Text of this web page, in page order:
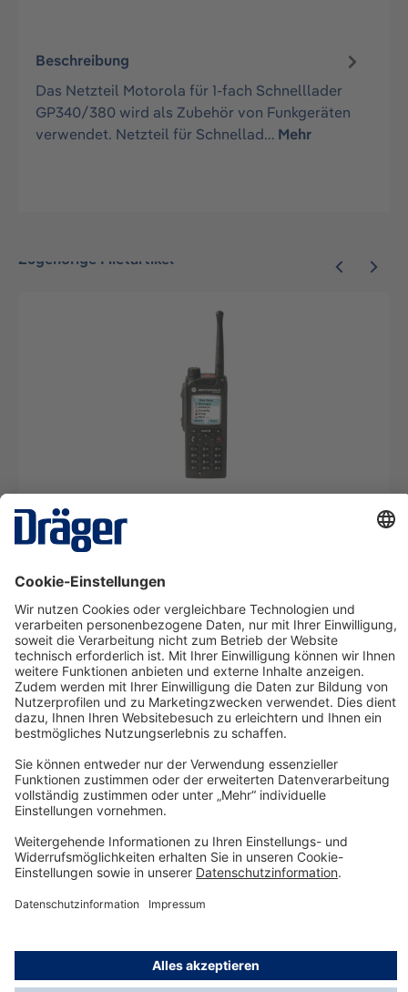
Beschreibung
Das Netzteil Motorola für 1-fach Schnelllader
GP340/380 wird als Zubehör von Funkgeräten
verwendet. Netzteil für Schnellad… Mehr
Zugehörige Mietartikel
Funkgerät Motorola GP380 ATEx UHF
SRM03803
Ab 11,79 €* pro Tag
Details
Service-Hotline
Shop Service
Informationen
© Dräger Safety AG & Co. KGaA, 2025